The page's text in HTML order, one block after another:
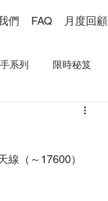
們 FAQ 月度回顧
系列 限時秘笈
（～17600）